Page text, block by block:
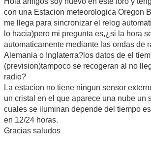
con una Estacion meteorologica Oregon
me llega para sincronizar el relog
lo hacia)pero mi pregunta es,¿si la hora
automaticamente mediante las ondas de
Alemania o Inglaterra?los datos de el
(prevision)tampoco se recogeran al no
radio?
La estacion no tiene ningun sensor
un cristal en el que aparece una nube un
cuales se iluminan depende del tiempo
en 12/24 horas.
Gracias saludos